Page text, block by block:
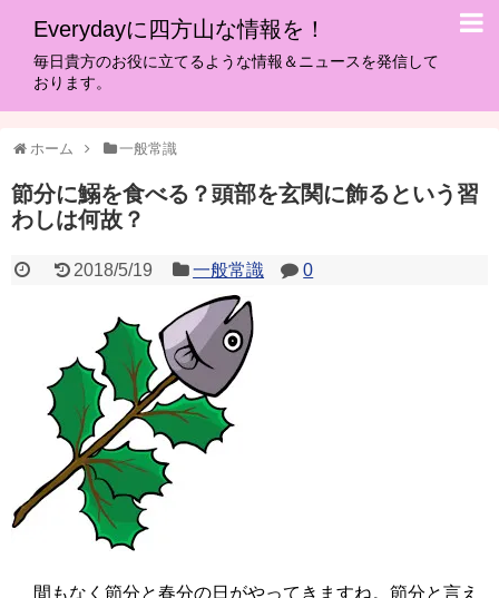
Everydayに四方山な情報を！
毎日貴方のお役に立てるような情報＆ニュースを発信して
おります。
ホーム 一般常識
節分に鰯を食べる？頭部を玄関に飾るという習
わしは何故？
2018/5/19 一般常識 0
間もなく節分と春分の日がやってきますね。節分と言え